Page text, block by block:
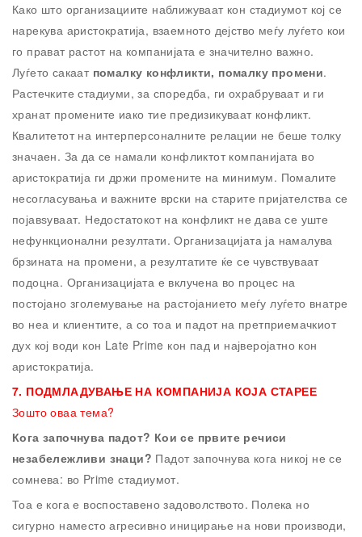
Како што организациите наближуваат кон стадиумот кој се
нарекува аристократија, взаемното дејство меѓу луѓето кои
го прават растот на компанијата е значително важно.
Луѓето сакаат помалку конфликти, помалку промени.
Растечките стадиуми, за споредба, ги охрабруваат и ги
хранат промените иако тие предизикуваат конфликт.
Квалитетот на интерперсоналните релации не беше толку
значаен. За да се намали конфликтот компанијата во
аристократија ги држи промените на минимум. Помалите
несогласувања и важните врски на старите пријателства се
појавѕуваат. Недостатокот на конфликт не дава се уште
нефункционални резултати. Организацијата ја намалува
брзината на промени, а резултатите ќе се чувствуваат
подоцна. Организацијата е вклучена во процес на
постојано зголемување на растојанието меѓу луѓето внатре
во неа и клиентите, а со тоа и падот на претприемачкиот
дух кој води кон Late Prime кон пад и најверојатно кон
аристократија.
7. ПОДМЛАДУВАЊЕ НА КОМПАНИЈА КОЈА СТАРЕЕ
Зошто оваа тема?
Кога започнува падот? Кои се првите речиси
незабележливи знаци? Падот започнува кога никој не се
сомнева: во Prime стадиумот.
Тоа е кога е воспоставено задоволството. Полека но
сигурно наместо агресивно иницирање на нови производи,